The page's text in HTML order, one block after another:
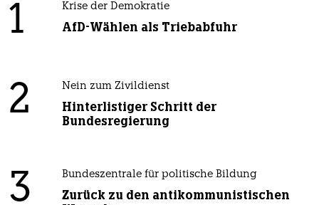
1 Krise der Demokratie
AfD-Wählen als Triebabfuhr
2 Nein zum Zivildienst
Hinterlistiger Schritt der
Bundesregierung
3 Bundeszentrale für politische Bildung
Zurück zu den antikommunistischen